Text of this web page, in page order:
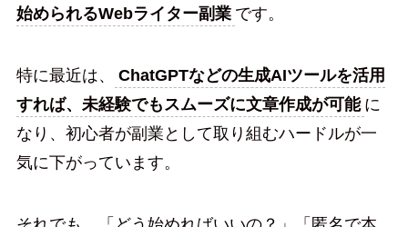
始められるWebライター副業 です。
特に最近は、
ChatGPTなどの生成AIツールを活用
すれば、未経験でもスムーズに文章作成が可能 に
なり、初心者が副業として取り組むハードルが一
気に下がっています。